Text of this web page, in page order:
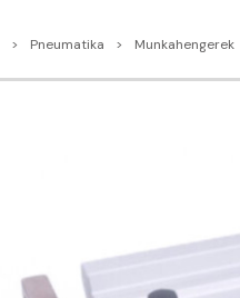
Pneumatika Munkahengerek